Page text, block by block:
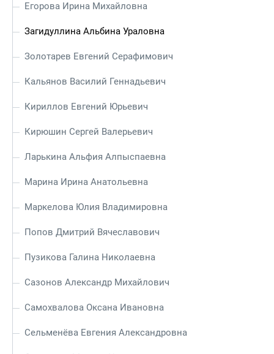
Егорова Ирина Михайловна
Загидуллина Альбина Ураловна
Золотарев Евгений Серафимович
Кальянов Василий Геннадьевич
Кириллов Евгений Юрьевич
Кирюшин Сергей Валерьевич
Ларькина Альфия Алпыспаевна
Марина Ирина Анатольевна
Маркелова Юлия Владимировна
Попов Дмитрий Вячеславович
Пузикова Галина Николаевна
Сазонов Александр Михайлович
Самохвалова Оксана Ивановна
Сельменёва Евгения Александровна